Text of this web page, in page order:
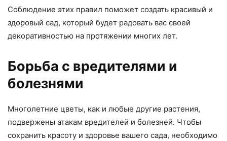
Соблюдение этих правил поможет создать красивый и
здоровый сад, который будет радовать вас своей
декоративностью на протяжении многих лет.
Борьба с вредителями и
болезнями
Многолетние цветы, как и любые другие растения,
подвержены атакам вредителей и болезней. Чтобы
сохранить красоту и здоровье вашего сада, необходимо